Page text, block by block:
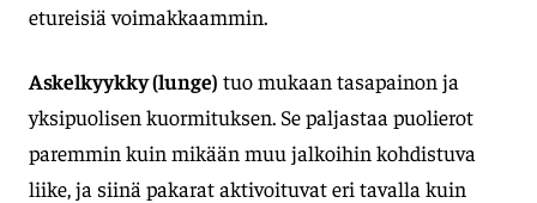
etureisiä voimakkaammin.
Askelkyykky (lunge) tuo mukaan tasapainon ja
yksipuolisen kuormituksen. Se paljastaa puolierot
paremmin kuin mikään muu jalkoihin kohdistuva
liike, ja siinä pakarat aktivoituvat eri tavalla kuin